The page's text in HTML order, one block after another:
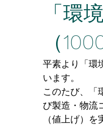
「環
（
平素より「環
います。
このたび、「
び製造・物流
（値上げ）